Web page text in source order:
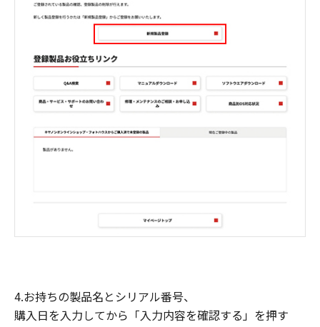
4.お持ちの製品名とシリアル番号、
購入日を入力してから「入力内容を確認する」を押す